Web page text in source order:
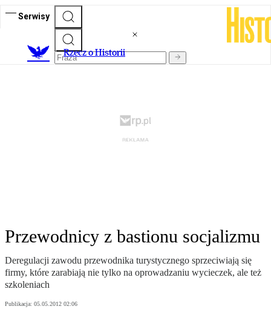
Serwisy
Rzecz o Historii
Przewodnicy z bastionu socjalizmu
Deregulacji zawodu przewodnika turystycznego sprzeciwiają się
firmy, które zarabiają nie tylko na oprowadzaniu wycieczek, ale też
szkoleniach
Publikacja: 05.05.2012 02:06